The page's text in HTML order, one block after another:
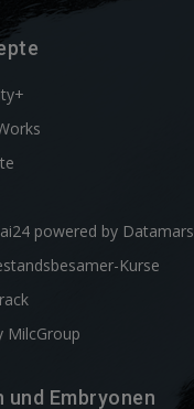
powered by Datamars
Kurse
MilcGroup
und Embryonen